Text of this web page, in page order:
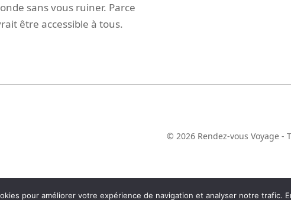
sans vous ruiner. Parce
être accessible à tous.
© 2026 Rendez-vous Voyage -
pour améliorer votre expérience de navigation et analyser notre